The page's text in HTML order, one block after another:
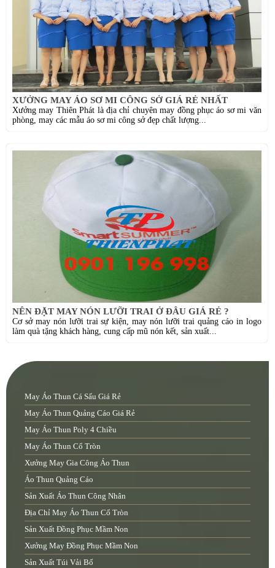
XƯỞNG MAY ÁO SƠ MI CÔNG SỞ GIÁ RẺ NHẤT
Xưởng may Thiên Phát là địa chỉ chuyên may đồng phục áo sơ mi văn
phòng, may các mẫu áo sơ mi công sở đẹp chất lượng...
NÊN ĐẶT MAY NÓN LƯỠI TRAI Ở ĐÂU GIÁ RẺ ?
Cơ sở may nón lưỡi trai sự kiện, may nón lưỡi trai quảng cáo in logo
làm quà tặng khách hàng, cung cấp mũ nón kết, sản xuất...
May Áo Thun Cá Sấu Giá Rẻ
May Áo Thun Quảng Cáo Giá Rẻ
May Áo Thun Poly 4 Chiều
May Áo Thun Cổ Tròn
Xưởng May Gia Công Áo Thun
Áo Thun Quảng Cáo
Sản Xuất Áo Thun Công Nhân
Địa Chỉ May Áo Thun Cổ Tròn
Sản Xuất Đồng Phục Mầm Non
Xưởng May Đồng Phục Mầm Non
Sản Xuất Túi Vải Bố